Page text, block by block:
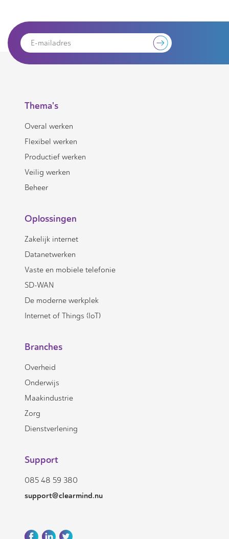
Thema's
Overal werken
Flexibel werken
Productief werken
Veilig werken
Beheer
Oplossingen
Zakelijk internet
Datanetwerken
Vaste en mobiele telefonie
SD-WAN
De moderne werkplek
Internet of Things (IoT)
Branches
Overheid
Onderwijs
Maakindustrie
Zorg
Dienstverlening
Support
085 48 59 380
support@clearmind.nu